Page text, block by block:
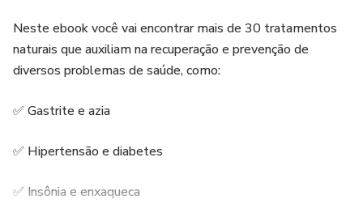
Neste ebook você vai encontrar mais de 30 tratamentos
naturais que auxiliam na recuperação e prevenção de
diversos problemas de saúde, como:
✅ Gastrite e azia
✅ Hipertensão e diabetes
✅ Insônia e enxaqueca